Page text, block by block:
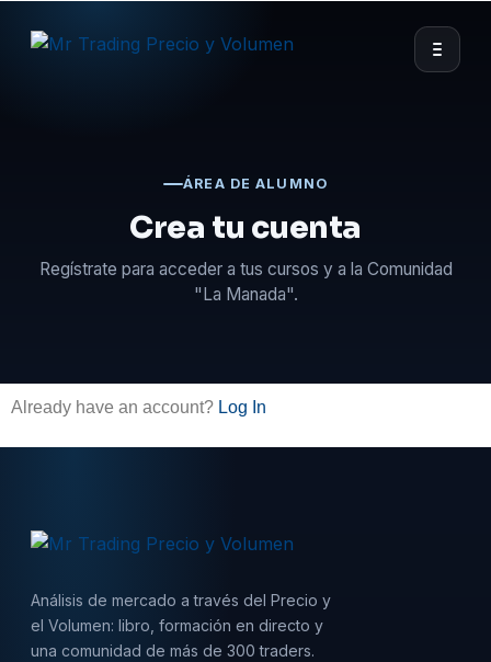
ÁREA DE ALUMNO
Crea tu cuenta
Regístrate para acceder a tus cursos y a la Comunidad
"La Manada".
Already have an account? Log In
Análisis de mercado a través del Precio y
el Volumen: libro, formación en directo y
una comunidad de más de 300 traders.